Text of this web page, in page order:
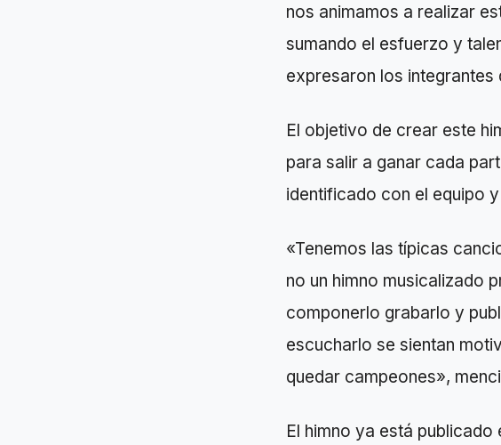
nos animamos a realizar
sumando el esfuerzo y
expresaron los integrantes
El objetivo de crear este
para salir a ganar cada
identificado con el equipo
«Tenemos las típicas
no un himno musicalizado
componerlo grabarlo y
escucharlo se sientan
quedar campeones»,
El himno ya está